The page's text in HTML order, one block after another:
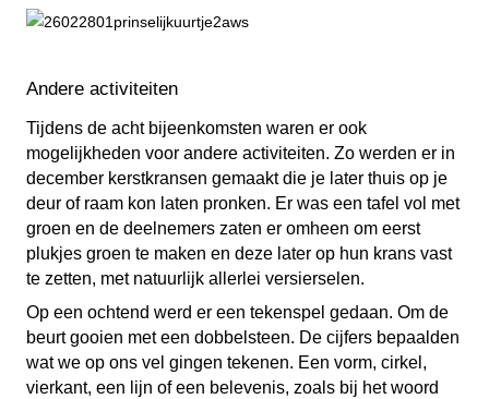
Andere activiteiten
Tijdens de acht bijeenkomsten waren er ook
mogelijkheden voor andere activiteiten. Zo werden er in
december kerstkransen gemaakt die je later thuis op je
deur of raam kon laten pronken. Er was een tafel vol met
groen en de deelnemers zaten er omheen om eerst
plukjes groen te maken en deze later op hun krans vast
te zetten, met natuurlijk allerlei versierselen.
Op een ochtend werd er een tekenspel gedaan. Om de
beurt gooien met een dobbelsteen. De cijfers bepaalden
wat we op ons vel gingen tekenen. Een vorm, cirkel,
vierkant, een lijn of een belevenis, zoals bij het woord